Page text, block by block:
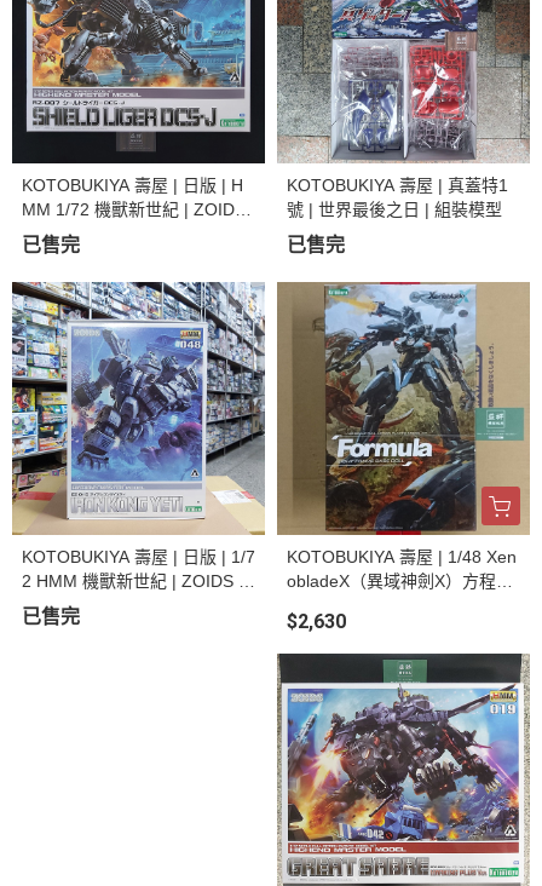
KOTOBUKIYA 壽屋 | 日版 | H
MM 1/72 機獸新世紀 | ZOIDS
洛伊德 | RZ-007 重裝長牙獅 |
DCS-J 組裝模型 | 現貨
已售完
KOTOBUKIYA 壽屋 | 真蓋特1
號 | 世界最後之日 | 組裝模型
已售完
KOTOBUKIYA 壽屋 | 日版 | 1/7
2 HMM 機獸新世紀 | ZOIDS 洛
伊德 | EZ-015 鋼鐵白金剛 | 白
色格鬥金剛 | YETI 組裝模型
已售完
KOTOBUKIYA 壽屋 | 1/48 Xen
obladeX（異域神劍X）方程式
$2,630